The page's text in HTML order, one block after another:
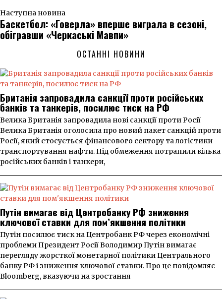
Наступна новина
Баскетбол: «Говерла» вперше виграла в сезоні,
обігравши «Черкаські Мавпи»
ОСТАННІ НОВИНИ
Британія запровадила санкції проти російських
банків та танкерів, посилює тиск на РФ
Велика Британія запровадила нові санкції проти Росії
Велика Британія оголосила про новий пакет санкцій проти
Росії, який стосується фінансового сектору та логістики
транспортування нафти. Під обмеження потрапили кілька
російських банків і танкери,
Путін вимагає від Центробанку РФ зниження
ключової ставки для пом’якшення політики
Путін посилює тиск на Центробанк РФ через економічні
проблеми Президент Росії Володимир Путін вимагає
перегляду жорсткої монетарної політики Центрального
банку РФ і зниження ключової ставки. Про це повідомляє
Bloomberg, вказуючи на зростання